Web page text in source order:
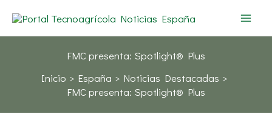
contenido
FMC presenta: Spotlight® Plus
Inicio
España
Noticias Destacadas
FMC presenta: Spotlight® Plus